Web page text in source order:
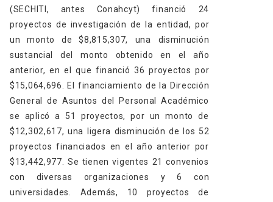
(SECHITI, antes Conahcyt) financió 24
proyectos de investigación de la entidad, por
un monto de$8,815,307, una disminución
sustancial del monto obtenido en el año
anterior, en el que financió 36 proyectos por
$15,064,696. El financiamiento de la Dirección
General de Asuntos del Personal Académico
se aplicó a 51 proyectos, por un monto de
$12,302,617, una ligera disminución de los 52
proyectos financiados en el año anterior por
$13,442,977. Se tienen vigentes 21 convenios
con diversas organizaciones y 6 con
universidades. Además, 10 proyectos de